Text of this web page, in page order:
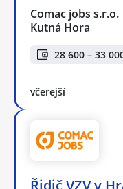
Comac jobs s.r.o.
Kutná Hora
28 600 – 33
včerejší
Řidič VZV v